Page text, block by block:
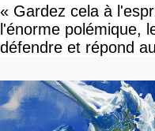
« Gardez cela à
l'énorme polémique,
défendre et répond